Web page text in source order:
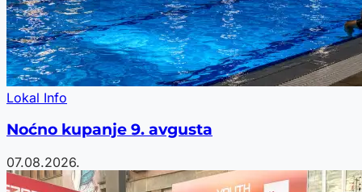
Lokal Info
Noćno kupanje 9. avgusta
07.08.2026.